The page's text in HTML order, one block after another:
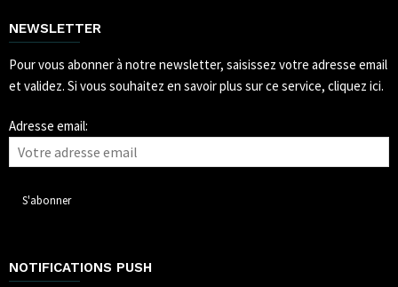
NEWSLETTER
Pour vous abonner à notre newsletter, saisissez votre adresse email
et validez. Si vous souhaitez en savoir plus sur ce service, cliquez ici.
Adresse email:
NOTIFICATIONS PUSH